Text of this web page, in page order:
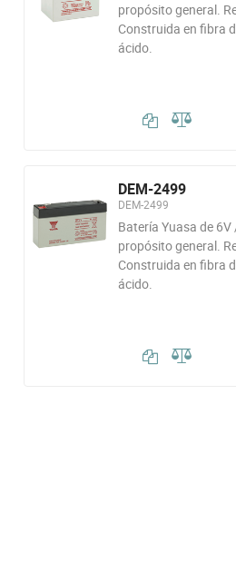
propósito general.
Construida en fibra
ácido.
DEM-2499
DEM-2499
Batería Yuasa de
propósito general.
Construida en fibra
ácido.